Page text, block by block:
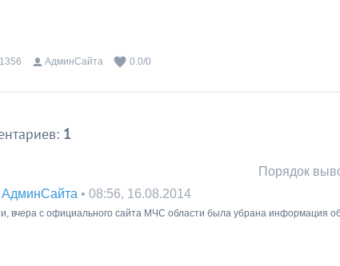
1356 АдминСайта 0.0/0
: 1
Порядок
АдминСайта • 08:56, 16.08.2014
вчера с официального сайта МЧС области была убрана информация